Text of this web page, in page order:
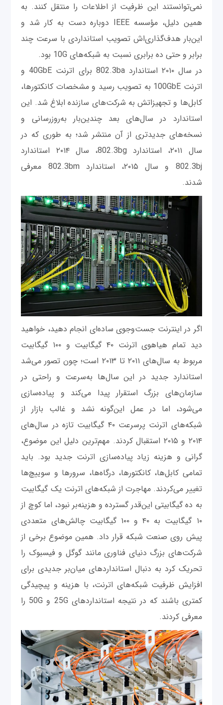
نمی‌توانستند این ظرفیت از اطلاعات را منتقل کنند. به
همین دلیل، مؤسسه IEEE دوباره دست به کار شد و
این‌بار هدف‌گذاری‌اش تصویب استانداردی با سرعت چند
برابر و حتی ده برابری نسبت به شبکه‌های 10G بود.
در سال ۲۰۱۰ استاندارد 802.3ba برای اترنت 40GbE و
اترنت 100GbE به تصویب رسید و مشخصات کانکتورها،
کابل‌ها و تجهیزاتش به شرکت‌های سازنده ابلاغ شد. این
استاندارد در سال‌های بعد چندین‌بار به‌روزرسانی و
نسخه‌های جدیدتری از آن منتشر شد؛ به طوری که در
سال ۲۰۱۱، استاندارد 802.3bg، سال ۲۰۱۴ استاندارد
802.3bj و سال ۲۰۱۵، استاندارد 802.3bm معرفی
شدند.
اگر در اینترنت جست‌وجوی ساده‌ای انجام دهید، خواهید
دید تمام هیاهوی اترنت ۴۰ گیگابیت و ۱۰۰ گیگابیت
مربوط به سال‌های ۲۰۱۱ تا ۲۰۱۳ است؛ چون تصور می‌شد
استاندارد جدید در این‌ سال‌ها به‌سرعت و راحتی در
سازمان‌های بزرگ استقرار پیدا می‌کند و پیاده‌سازی
می‌شود، اما در عمل این‌گونه نشد و غالب بازار از
شبکه‌های اترنت پرسرعت ۴۰ گیگابیت تازه در سال‌های
۲۰۱۴ و ۲۰۱۵ استقبال کردند. مهم‌ترین دلیل این موضوع،
گرانی و هزینه زیاد پیاده‌سازی اترنت جدید بود. باید
تمامی کابل‌ها، کانکتورها، درگاه‌ها، سرورها و سوییچ‌ها
تغییر می‌کردند. مهاجرت از شبکه‌های اترنت یک گیگابیت
به ده گیگابیتی این‌قدر گسترده و هزینه‌بر نبود، اما کوچ از
۱۰ گیگابیت به ۴۰ و ۱۰۰ گیگابیت چالش‌های متعددی
پیش روی صنعت شبکه قرار داد. همین موضوع برخی از
شرکت‌های بزرگ دنیای فناوری مانند گوگل و فیسبوک را
تحریک کرد به دنبال استانداردهای میان‌بر جدیدی برای
افزایش ظرفیت شبکه‌های اترنت، با هزینه و پیچیدگی
کمتری باشند که در نتیجه استانداردهای 25G و 50G را
معرفی کردند.